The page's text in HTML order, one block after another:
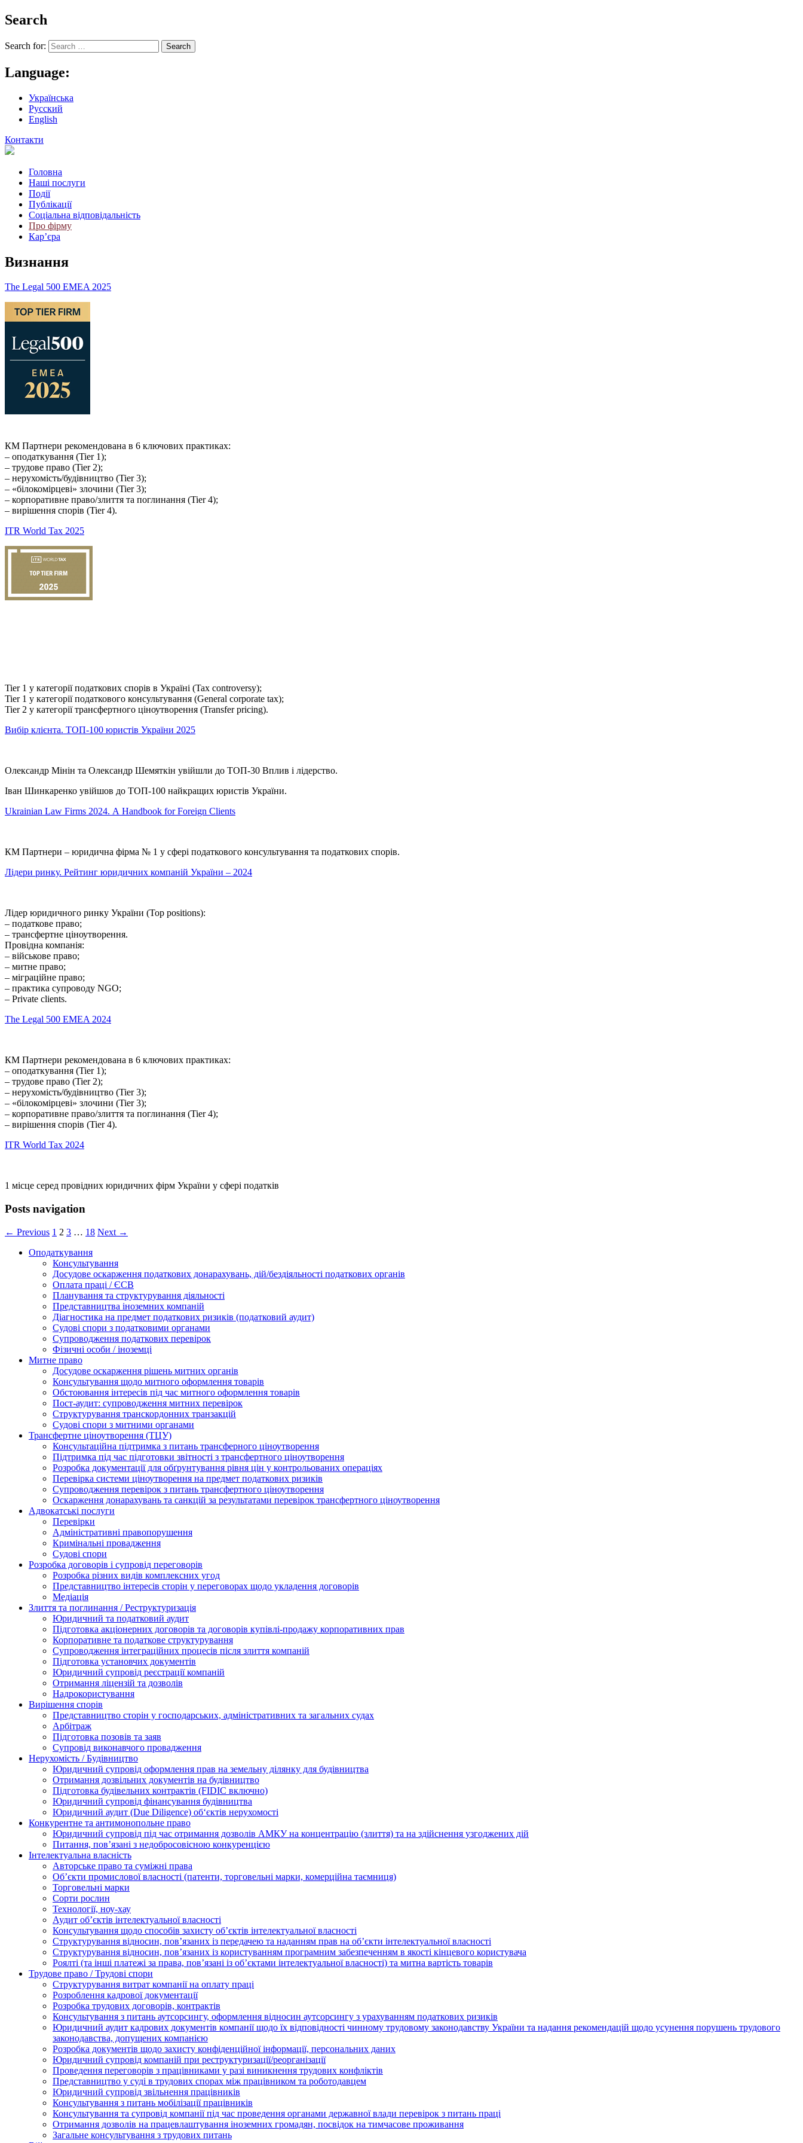
Search
Search for:
Language:
Українська
Русский
English
Контакти
Головна
Наші послуги
Події
Публікації
Соціальна відповідальність
Про фiрму
Кар’єра
Визнання
The Legal 500 EMEA 2025
КМ Партнери рекомендована в 6 ключових практиках:
– оподаткування (Tier 1);
– трудове право (Tier 2);
– нерухомість/будівництво (Tier 3);
– «білокомірцеві» злочини (Tier 3);
– корпоративне право/злиття та поглинання (Tier 4);
– вирішення спорів (Tier 4).
ITR World Tax 2025
Tier 1 у категорії податкових спорів в Україні (Tax controversy);
Tier 1 у категорії податкового консультування (General corporate tax);
Tier 2 у категорії трансфертного ціноутворення (Transfer pricing).
Вибір клієнта. ТОП-100 юристів України 2025
Олександр Мінін та Олександр Шемяткін увійшли до ТОП-30 Вплив і лідерство.
Іван Шинкаренко увійшов до ТОП-100 найкращих юристів України.
Ukrainian Law Firms 2024. А Handbook for Foreign Clients
КМ Партнери – юридична фірма № 1 у сфері податкового консультування та податкових спорів.
Лідери ринку. Рейтинг юридичних компаній України – 2024
Лідер юридичного ринку України (Top positions):
– податкове право;
– трансфертне ціноутворення.
Провідна компанія:
– військове право;
– митне право;
– міграційне право;
– практика супроводу NGО;
– Private clients.
The Legal 500 EMEA 2024
КМ Партнери рекомендована в 6 ключових практиках:
– оподаткування (Tier 1);
– трудове право (Tier 2);
– нерухомість/будівництво (Tier 3);
– «білокомірцеві» злочини (Tier 3);
– корпоративне право/злиття та поглинання (Tier 4);
– вирішення спорів (Tier 4).
ITR World Tax 2024
1 місце серед провідних юридичних фірм України у сфері податків
Posts navigation
← Previous 1 2 3 … 18 Next →
Оподаткування
Консультування
Досудове оскарження податкових донарахувань, дій/бездіяльності податкових органів
Оплата праці / ЄСВ
Планування та структурування діяльності
Представництва іноземних компаній
Діагностика на предмет податкових ризиків (податковий аудит)
Судові спори з податковими органами
Супроводження податкових перевірок
Фізичні особи / іноземці
Митне право
Досудове оскарження рішень митних органів
Консультування щодо митного оформлення товарів
Обстоювання інтересів під час митного оформлення товарів
Пост-аудит: супроводження митних перевірок
Структурування транскордонних транзакцій
Судові спори з митними органами
Трансфертне ціноутворення (ТЦУ)
Консультаційна підтримка з питань трансферного ціноутворення
Підтримка під час підготовки звітності з трансфертного ціноутворення
Розробка документації для обґрунтування рівня цін у контрольованих операціях
Перевірка системи ціноутворення на предмет податкових ризиків
Супроводження перевірок з питань трансфертного ціноутворення
Оскарження донарахувань та санкцій за результатами перевірок трансфертного ціноутворення
Адвокатські послуги
Перевірки
Адміністративні правопорушення
Кримінальні провадження
Судові спори
Розробка договорів і супровід переговорів
Розробка різних видів комплексних угод
Представництво інтересів сторін у переговорах щодо укладення договорів
Медіація
Злиття та поглинання / Реструктуризація
Юридичний та податковий аудит
Підготовка акціонерних договорів та договорів купівлі-продажу корпоративних прав
Корпоративне та податкове структурування
Супроводження інтеграційних процесів після злиття компаній
Підготовка установчих документів
Юридичний супровід реєстрації компаній
Отримання ліцензій та дозволів
Надрокористування
Вирішення спорів
Представництво сторін у господарських, адміністративних та загальних судах
Арбітраж
Підготовка позовів та заяв
Супровід виконавчого провадження
Нерухомість / Будівництво
Юридичний супровід оформлення прав на земельну ділянку для будівництва
Отримання дозвільних документів на будівництво
Підготовка будівельних контрактів (FIDIC включно)
Юридичний супровід фінансування будівництва
Юридичний аудит (Due Diligence) об‘єктів нерухомості
Конкурентне та антимонопольне право
Юридичний супровід під час отримання дозволів АМКУ на концентрацію (злиття) та на здійснення узгоджених дій
Питання, пов’язані з недобросовісною конкуренцією
Інтелектуальна власність
Авторське право та суміжні права
Oб’єкти промислової власності (патенти, торговельні марки, комерційна таємниця)
Торговельні марки
Сорти рослин
Технології, ноу-хау
Аудит об’єктів інтелектуальної власності
Консультування щодо способів захисту об’єктів інтелектуальної власності
Структурування відносин, пов’язаних із передачею та наданням прав на об’єкти інтелектуальної власності
Структурування відносин, пов’язаних із користуванням програмним забезпеченням в якості кінцевого користувача
Роялті (та інші платежі за права, пов’язані із об’єктами інтелектуальної власності) та митна вартість товарів
Трудове право / Трудові спори
Cтруктурування витрат компанії на оплату праці
Розроблення кадрової документації
Розробка трудових договорів, контрактів
Консультування з питань аутсорсингу, оформлення відносин аутсорсингу з урахуванням податкових ризиків
Юридичний аудит кадрових документів компанії щодо їх відповідності чинному трудовому законодавству України та надання рекомендацій щодо усунення порушень трудового
законодавства, допущених компанією
Розробка документів щодо захисту конфіденційної інформації, персональних даних
Юридичний супровід компаній при реструктуризації/реорганізації
Проведення переговорів з працівниками у разі виникнення трудових конфліктів
Представництво у суді в трудових спорах між працівником та роботодавцем
Юридичний супровід звільнення працівників
Консультування з питань мобілізації працівників
Консультування та супровід компанії під час проведення органами державної влади перевірок з питань праці
Отримання дозволів на працевлаштування іноземних громадян, посвідок на тимчасове проживання
Загальне консультування з трудових питань